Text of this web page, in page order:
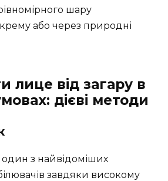
шару
або через природні
лице від загару в
дієві методи
з найвідоміших
завдяки високому